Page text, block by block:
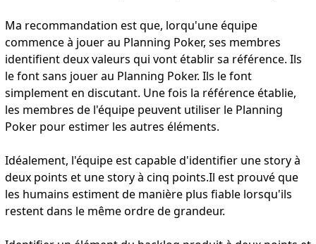
Ma recommandation est que, lorqu'une équipe
commence à jouer au Planning Poker, ses membres
identifient deux valeurs qui vont établir sa référence. Ils
le font sans jouer au Planning Poker. Ils le font
simplement en discutant. Une fois la référence établie,
les membres de l'équipe peuvent utiliser le Planning
Poker pour estimer les autres éléments.
Idéalement, l'équipe est capable d'identifier une story à
deux points et une story à cinq points.Il est prouvé que
les humains estiment de manière plus fiable lorsqu'ils
restent dans le même ordre de grandeur.